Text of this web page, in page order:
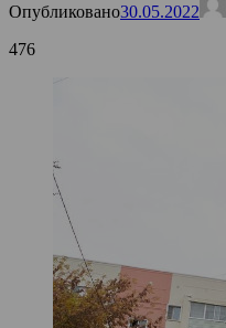
Опубликовано30.05.2022
476